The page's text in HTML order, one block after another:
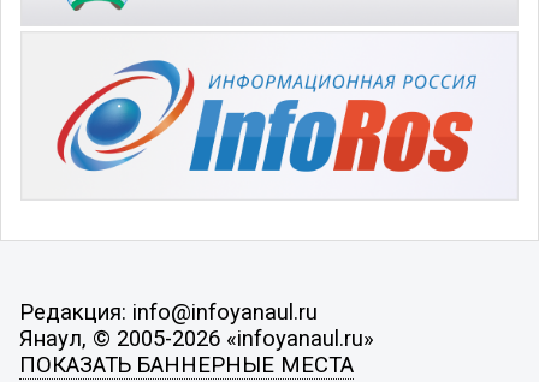
Редакция: info@infoyanaul.ru
Янаул, © 2005-2026 «infoyanaul.ru»
ПОКАЗАТЬ БАННЕРНЫЕ МЕСТА